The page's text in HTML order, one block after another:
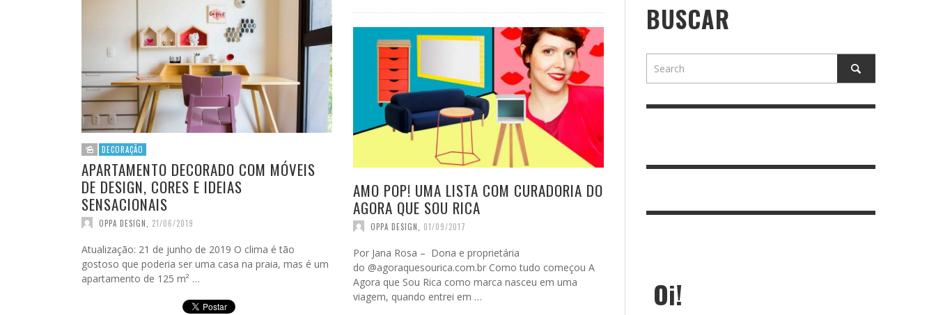
DECORAÇÃO
APARTAMENTO DECORADO COM MÓVEIS
DE DESIGN, CORES E IDEIAS
SENSACIONAIS
OPPA DESIGN 21/06/2019
Atualização: 21 de junho de 2019 O clima é tão
gostoso que poderia ser uma casa na praia, mas é um
apartamento de 125 m² …
AMO POP! UMA LISTA COM CURADORIA DO
AGORA QUE SOU RICA
OPPA DESIGN 01/09/2017
Por Jana Rosa – Dona e proprietária
do @agoraquesourica.com.br Como tudo começou A
Agora que Sou Rica como marca nasceu em uma
viagem, quando entrei em …
BUSCAR
Oi!